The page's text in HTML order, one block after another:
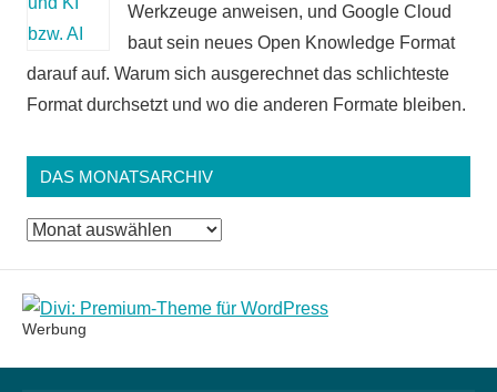
Werkzeuge anweisen, und Google Cloud
baut sein neues Open Knowledge Format
darauf auf. Warum sich ausgerechnet das schlichteste
Format durchsetzt und wo die anderen Formate bleiben.
DAS MONATSARCHIV
Das
Werbung